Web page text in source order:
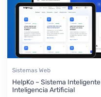
Sistemas Web
HelpKo – Sistema
Inteligencia Artificial